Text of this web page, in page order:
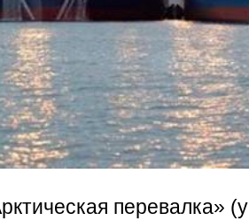
перевалка»